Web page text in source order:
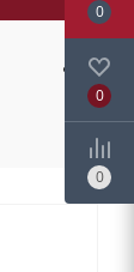
0
0
0